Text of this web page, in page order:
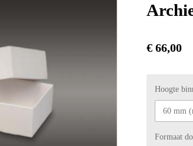
€ 66,00
Hoogte
Formaat